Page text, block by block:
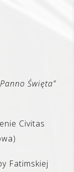
Święta”
Civitas
Fatimskiej